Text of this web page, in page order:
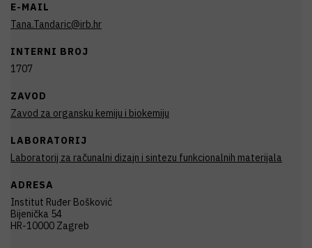
E-MAIL
Tana.Tandaric@irb.hr
INTERNI BROJ
1707
ZAVOD
Zavod za organsku kemiju i biokemiju
LABORATORIJ
Laboratorij za računalni dizajn i sintezu funkcionalnih materijala
ADRESA
Institut Ruđer Bošković
Bijenička 54
HR-10000 Zagreb